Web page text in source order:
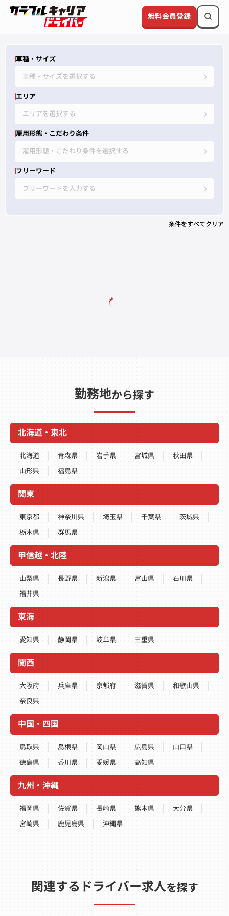
無料会員登録
車種・サイズ
車種・サイズを選択する
エリア
エリアを選択する
雇用形態・こだわり条件
雇用形態・こだわり条件を選択する
フリーワード
フリーワードを入力する
条件をすべてクリア
勤務地から探す
北海道・東北
北海道 青森県 岩手県 宮城県
秋田県
山形県
福島県
関東
東京都 神奈川県 埼玉県 千葉県
茨城県
栃木県
群馬県
甲信越・北陸
山梨県 長野県 新潟県 富山県
石川県
福井県
東海
愛知県 静岡県 岐阜県 三重県
関西
大阪府 兵庫県 京都府 滋賀県
和歌山県
奈良県
中国・四国
鳥取県 島根県 岡山県 広島県
山口県
徳島県
香川県 愛媛県 高知県
九州・沖縄
福岡県 佐賀県 長崎県 熊本県
大分県
宮崎県
鹿児島県 沖縄県
関連するドライバー求人を探す